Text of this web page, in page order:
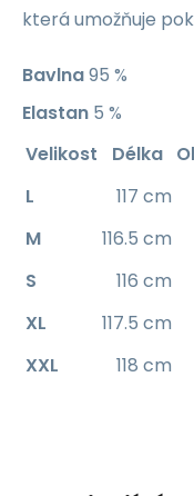
která umožňuje
Bavlna95 %
Elastan 5 %
Velikost
Délka
L
117 cm
M
116.5 cm
S
116 cm
XL
117.5 cm
XXL
118 cm